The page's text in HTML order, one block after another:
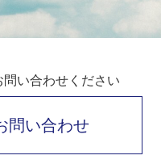
問い合わせください
問い合わせ